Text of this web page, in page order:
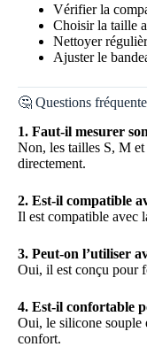
Vérifier la
Choisir la taille
Nettoyer
Ajuster le
🤔 Questions
1. Faut-il mesurer
Non, les tailles S, M et
directement.
2. Est-il compatible
Il est compatible avec
3. Peut-on l’utiliser
Oui, il est conçu pour
4. Est-il confortable
Oui, le silicone souple
confort.